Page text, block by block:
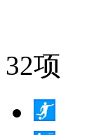
32项